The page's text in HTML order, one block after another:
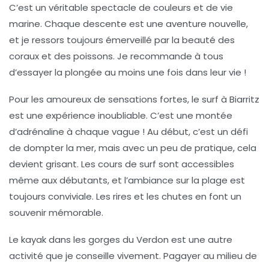
C’est un véritable spectacle de couleurs et de vie
marine. Chaque descente est une aventure nouvelle,
et je ressors toujours émerveillé par la beauté des
coraux et des poissons. Je recommande à tous
d’essayer la plongée au moins une fois dans leur vie !
Pour les amoureux de sensations fortes, le surf à Biarritz
est une expérience inoubliable. C’est une montée
d’adrénaline à chaque vague ! Au début, c’est un défi
de dompter la mer, mais avec un peu de pratique, cela
devient grisant. Les cours de surf sont accessibles
même aux débutants, et l’ambiance sur la plage est
toujours conviviale. Les rires et les chutes en font un
souvenir mémorable.
Le kayakdans les gorges du Verdon est une autre
activité que je conseille vivement. Pagayer au milieu de